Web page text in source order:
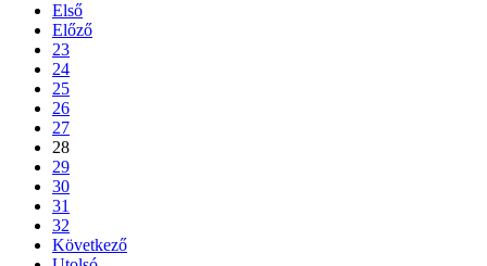
Első
Előző
23
24
25
26
27
28
29
30
31
32
Következő